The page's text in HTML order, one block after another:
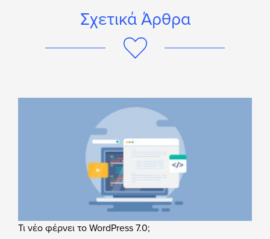
Σχετικά Άρθρα
Τι νέο φέρνει το WordPress 7.0;